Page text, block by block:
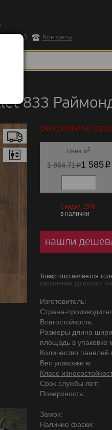
3
Контакты
833
Вы смотрите
Цена м2
1 864.71p1 585p
Скидка 15%
в наличии
нашли
Товар поставляется
округление до целого
Изготовитель:
Страна-
Влагостойкость:
Размеры длина
площадь в упаковке
Количество панелей
Вес упаковки кг:
Класс
Срок службы лет:
Поверхность:
Замок:
Наличие фаски: